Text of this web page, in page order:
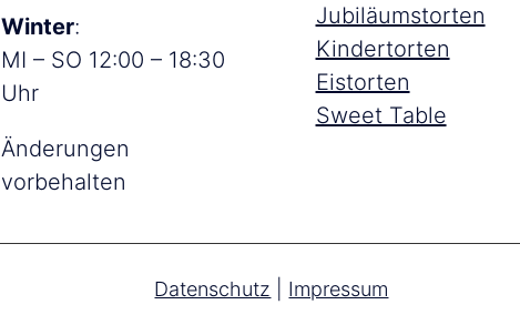
Winter:
MI – SO 12:00 – 18:30
Uhr
Änderungen
vorbehalten
Jubiläumstorten
Kindertorten
Eistorten
Sweet Table
Datenschutz Impressum